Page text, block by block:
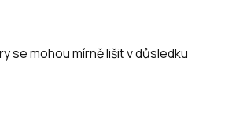
se mohou mírně lišit v důsledku